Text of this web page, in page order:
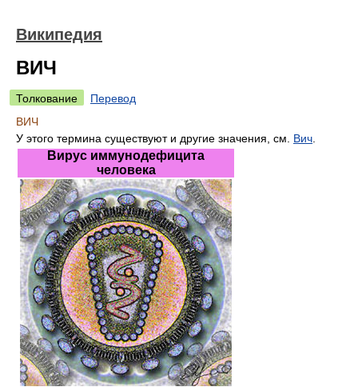
Википедия
ВИЧ
Толкование
Перевод
ВИЧ
У этого термина существуют и другие значения, см. Вич
Вирус иммунодефицита
человека